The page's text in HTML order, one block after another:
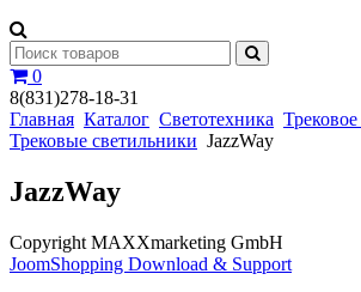
0
8(831)278-18-31
Главная Каталог Светотехника
Трековые светильники JazzWay
JazzWay
Copyright MAXXmarketing GmbH
JoomShopping Download & Support